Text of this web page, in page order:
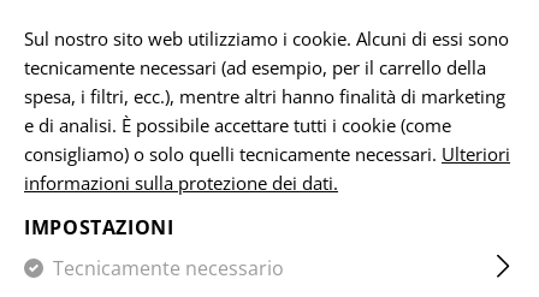
CASA ABBIGLIAMENTO HEADWEAR BEANIES CG
CG BEANIE
Sul nostro sito web utilizziamo i cookie. Alcuni di essi sono
tecnicamente necessari (ad esempio, per il carrello della
spesa, i filtri, ecc.), mentre altri hanno finalità di marketing
e di analisi. È possibile accettare tutti i cookie (come
consigliamo) o solo quelli tecnicamente necessari. Ulteriori
informazioni sulla protezione dei dati.
IMPOSTAZIONI
Tecnicamente necessario